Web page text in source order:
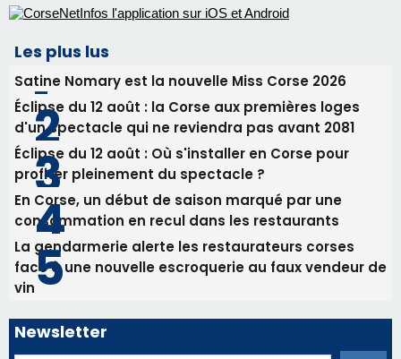
profiter pleinement du spectacle ?
consommation en recul dans les restaurants
La gendarmerie alerte les restaurateurs corses
face à une nouvelle escroquerie au faux vendeur de
vin
Newsletter
Inscrivez-vous à la newsletter de CNI et recevez par
email les infos les plus importantes et une sélection de
nos meilleurs articles